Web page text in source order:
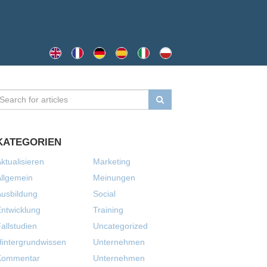
Marketing
Meinungen
Social
Training
Uncategorized
Unternehmen
Unternehmen